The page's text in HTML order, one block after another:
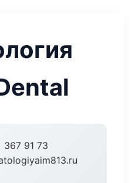
367 91 73